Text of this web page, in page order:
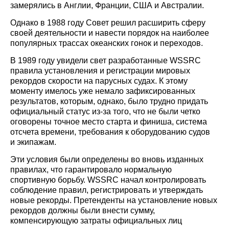
замерялись в Англии, Франции, США и Австралии.
Однако в 1988 году Совет решил расширить сферу
своей деятельности и навести порядок на наиболее
популярных трассах океанских гонок и переходов.
В 1989 году увидели свет разработанные WSSRC
правила установления и регистрации мировых
рекордов скорости на парусных судах. К этому
моменту имелось уже немало зафиксированных
результатов, которым, однако, было трудно придать
официальный статус из-за того, что не были четко
оговорены точное место старта и финиша, система
отсчета времени, требования к оборудованию судов
и экипажам.
Эти условия были определены во вновь изданных
правилах, что гарантировало нормальную
спортивную борьбу. WSSRC начал контролировать
соблюдение правил, регистрировать и утверждать
новые рекорды. Претенденты на установление новых
рекордов должны были внести сумму,
компенсирующую затраты официальных лиц